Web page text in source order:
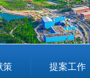
策 提案工作